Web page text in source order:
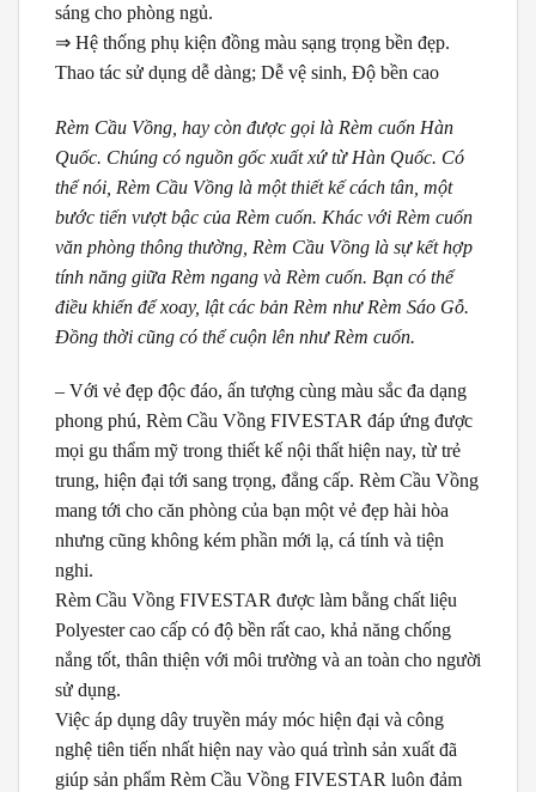
sáng cho phòng ngủ.
⇒ Hệ thống phụ kiện đồng màu sạng trọng bền đẹp.
Thao tác sử dụng dễ dàng; Dễ vệ sinh, Độ bền cao
Rèm Cầu Vồng, hay còn được gọi là Rèm cuốn Hàn
Quốc. Chúng có nguồn gốc xuất xứ từ Hàn Quốc. Có
thể nói, Rèm Cầu Vồng là một thiết kế cách tân, một
bước tiến vượt bậc của Rèm cuốn. Khác với Rèm cuốn
văn phòng thông thường, Rèm Cầu Vồng là sự kết hợp
tính năng giữa Rèm ngang và Rèm cuốn. Bạn có thể
điều khiển để xoay, lật các bản Rèm như Rèm Sáo Gỗ.
Đồng thời cũng có thể cuộn lên như Rèm cuốn.
– Với vẻ đẹp độc đáo, ấn tượng cùng màu sắc đa dạng
phong phú, Rèm Cầu Vồng FIVESTAR đáp ứng được
mọi gu thẩm mỹ trong thiết kế nội thất hiện nay, từ trẻ
trung, hiện đại tới sang trọng, đẳng cấp. Rèm Cầu Vồng
mang tới cho căn phòng của bạn một vẻ đẹp hài hòa
nhưng cũng không kém phần mới lạ, cá tính và tiện
nghi.
Rèm Cầu Vồng FIVESTAR được làm bằng chất liệu
Polyester cao cấp có độ bền rất cao, khả năng chống
nắng tốt, thân thiện với môi trường và an toàn cho người
sử dụng.
Việc áp dụng dây truyền máy móc hiện đại và công
nghệ tiên tiến nhất hiện nay vào quá trình sản xuất đã
giúp sản phẩm Rèm Cầu Vồng FIVESTAR luôn đảm